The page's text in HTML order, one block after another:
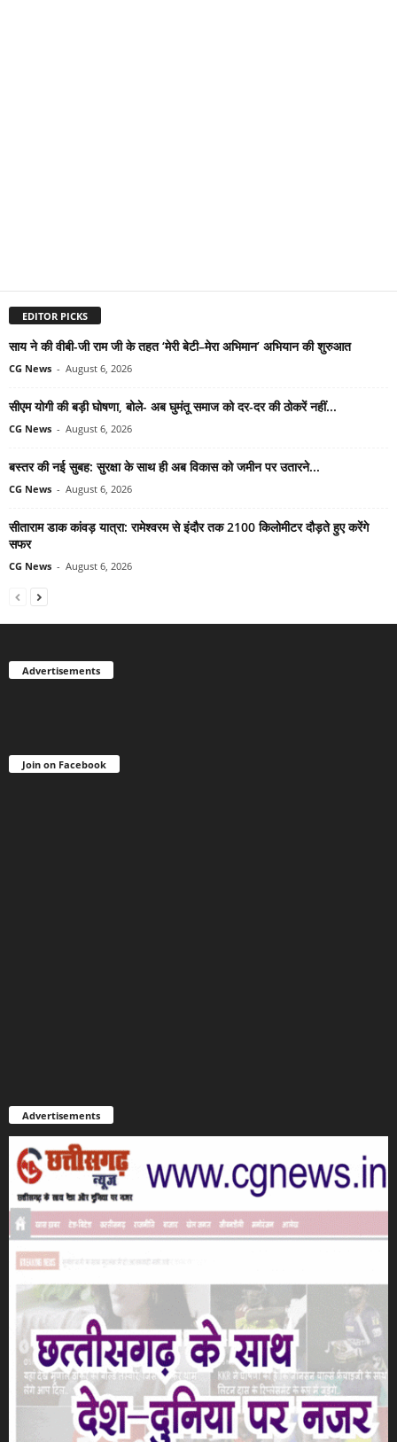
EDITOR PICKS
साय ने की वीबी-जी राम जी के तहत ‘मेरी बेटी–मेरा अभिमान’ अभियान की शुरुआत
CG News - August 6, 2026
सीएम योगी की बड़ी घोषणा, बोले- अब घुमंतू समाज को दर-दर की ठोकरें नहीं...
CG News - August 6, 2026
बस्तर की नई सुबह: सुरक्षा के साथ ही अब विकास को जमीन पर उतारने...
CG News - August 6, 2026
सीताराम डाक कांवड़ यात्रा: रामेश्वरम से इंदौर तक 2100 किलोमीटर दौड़ते हुए करेंगे
सफर
CG News - August 6, 2026
Advertisements
Join on Facebook
Advertisements